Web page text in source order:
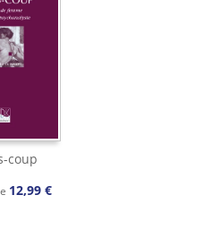
coup
12,99 €